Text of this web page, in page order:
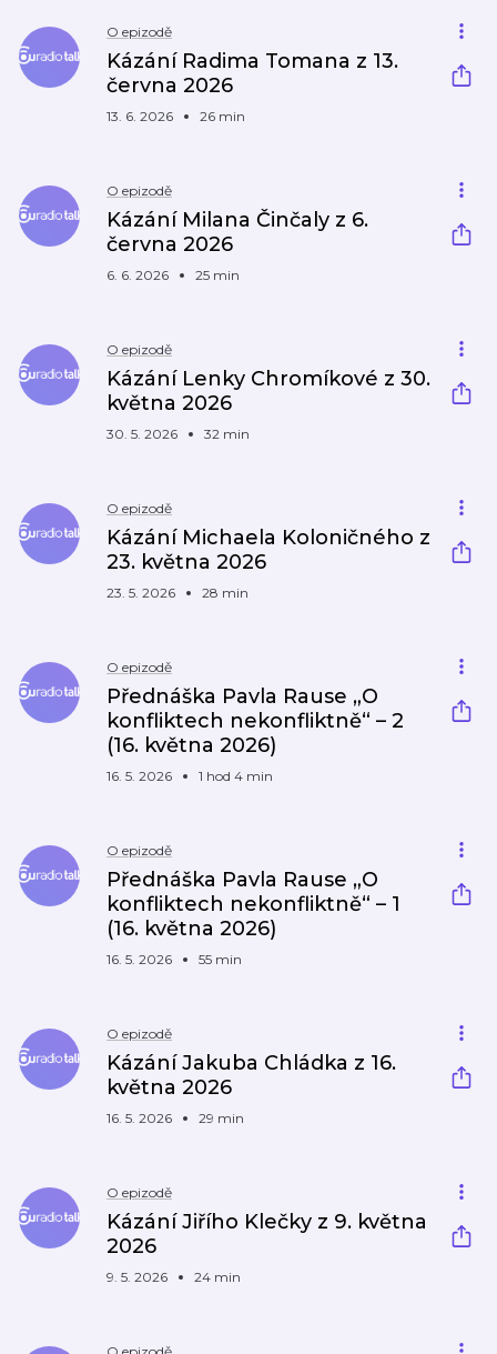
O epizodě
Kázání Radima Tomana z 13.
června 2026
13. 6. 2026 26 min
O epizodě
Kázání Milana Činčaly z 6.
června 2026
6. 6. 2026 25 min
O epizodě
Kázání Lenky Chromíkové z 30.
května 2026
30. 5. 2026 32 min
O epizodě
Kázání Michaela Koloničného z
23. května 2026
23. 5. 2026 28 min
O epizodě
Přednáška Pavla Rause „O
konfliktech nekonfliktně“ – 2
(16. května 2026)
16. 5. 2026 1 hod 4 min
O epizodě
Přednáška Pavla Rause „O
konfliktech nekonfliktně“ – 1
(16. května 2026)
16. 5. 2026 55 min
O epizodě
Kázání Jakuba Chládka z 16.
května 2026
16. 5. 2026 29 min
O epizodě
Kázání Jiřího Klečky z 9. května
2026
9. 5. 2026 24 min